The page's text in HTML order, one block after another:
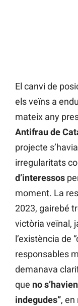
El canvi de
els veïns a
mateix any
Antifrau de
projecte
irregularitats
d’interessos
moment. La
2023, gairebé
victòria veïnal,
l’existència de
responsables
demanava
que no
indegudes”,